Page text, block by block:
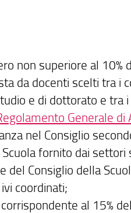
non superiore al 10%
da docenti scelti tra i
e di dottorato e tra
Generale di
nel Consiglio
fornito dai settori
del Consiglio della
coordinati;
al 15%